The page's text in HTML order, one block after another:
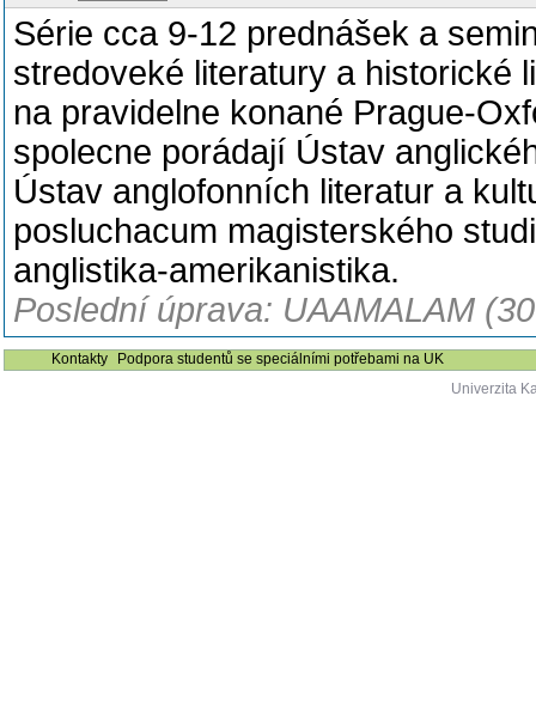
Série cca 9-12 prednášek a
stredoveké literatury a historické
na pravidelne konané Prague-
spolecne porádají Ústav
Ústav anglofonních literatur a
posluchacum magisterského
anglistika-amerikanistika.
Poslední úprava: UAAMALAM
Kontakty
Podpora studentů se speciálními potřebami na UK
Univerzita